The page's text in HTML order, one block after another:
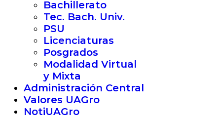
Bachillerato
Tec. Bach. Univ.
PSU
Licenciaturas
Posgrados
Modalidad Virtual
y Mixta
Administración Central
Valores UAGro
NotiUAGro